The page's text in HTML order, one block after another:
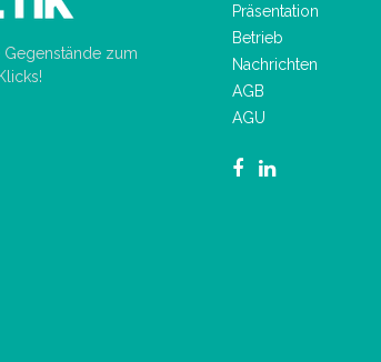
Gegenstände zum
Präsentation
Betrieb
Nachrichten
AGB
AGU